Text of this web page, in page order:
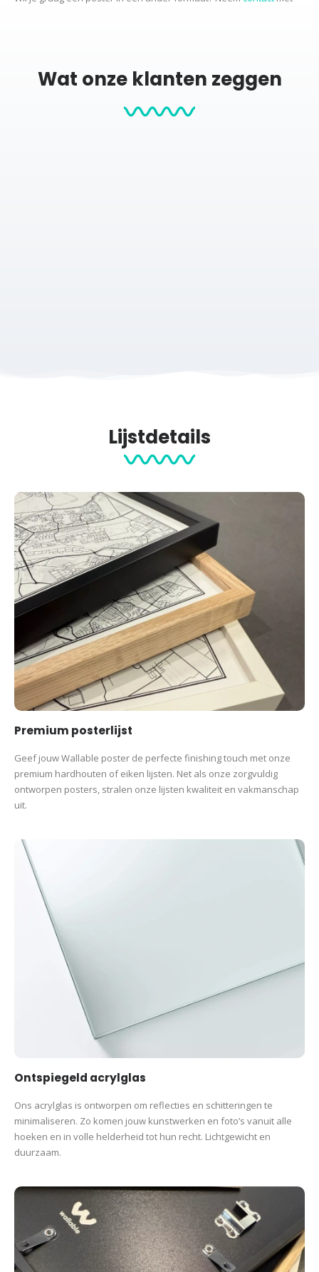
Wat onze klanten zeggen
Lijstdetails
Premium posterlijst
Geef jouw Wallable poster de perfecte finishing touch met onze
premium hardhouten of eiken lijsten. Net als onze zorgvuldig
ontworpen posters, stralen onze lijsten kwaliteit en vakmanschap
uit.
Ontspiegeld acrylglas
Ons acrylglas is ontworpen om reflecties en schitteringen te
minimaliseren. Zo komen jouw kunstwerken en foto’s vanuit alle
hoeken en in volle helderheid tot hun recht. Lichtgewicht en
duurzaam.